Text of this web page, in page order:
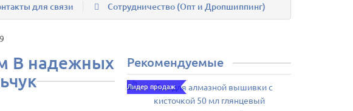
для связи Сотрудничество (Опт и Дропшиппинг)
В надежных
Рекомендуемые
Лидер продаж